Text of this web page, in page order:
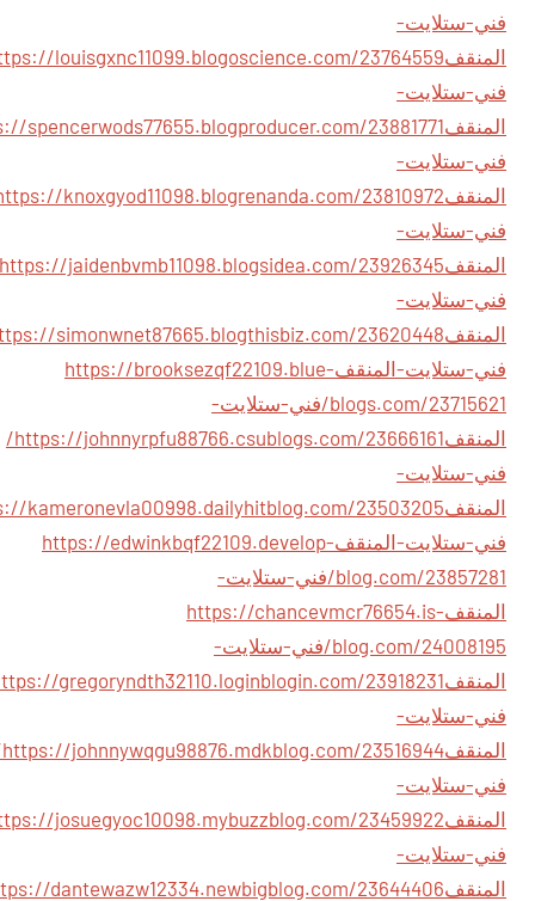
فني-ستلايت-
المنقف
فني-ستلايت-
المنقف
فني-ستلايت-
المنقف
فني-ستلايت-
المنقف
فني-ستلايت-
المنقف
فني-ستلايت-المنقفhttps://brooksezqf22109.blue-
blogs.com/23715621/فني-ستلايت-
المنقف
https://johnnyrpfu88766.csublogs.com/23666161/
فني-ستلايت-
المنقف
فني-ستلايت-المنقفhttps://edwinkbqf22109.develop-
blog.com/23857281/فني-ستلايت-
المنقفhttps://chancevmcr76654.is-
blog.com/24008195/فني-ستلايت-
المنقف
فني-ستلايت-
المنقف
فني-ستلايت-
المنقف
فني-ستلايت-
المنقف